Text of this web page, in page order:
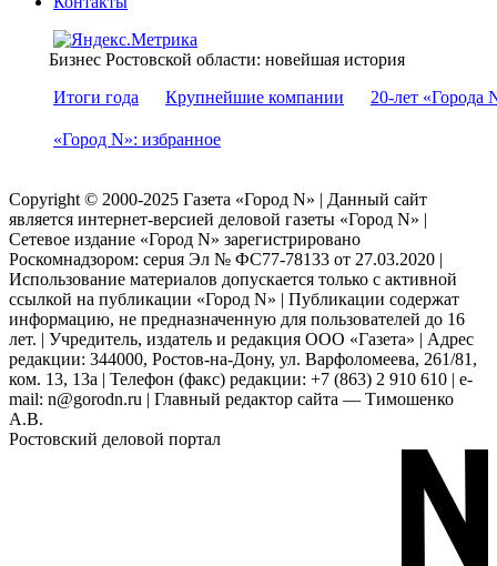
Бизнес Ростовской области: новейшая история
Итоги года
Крупнейшие компании 20-лет «Города
«Город N»: избранное
Copyright © 2000-2025 Газета «Город N» | Данный сайт
является интернет-версией деловой газеты «Город N» |
Сетевое издание «Город N» зарегистрировано
Роскомнадзором: серuя Эл № ФС77-78133 от 27.03.2020 |
Использование материалов допускается только с активной
ссылкой на публикации «Город N» | Публикации содержат
информацию, не предназначенную для пользователей до 16
лет. | Учредитель, издатель и редакция ООО «Газета» | Адрес
редакции: 344000, Ростов-на-Дону, ул. Варфоломеева, 261/81,
ком. 13, 13а | Телефон (факс) редакции: +7 (863) 2 910 610 | e-
mail: n@gorodn.ru | Главный редактор сайта — Тимошенко
А.В.
Ростовский деловой портал